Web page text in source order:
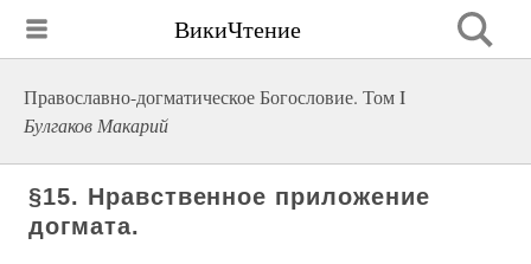
ВикиЧтение
Православно-догматическое Богословие. Том I
Булгаков Макарий
§15. Нравственное приложение
догмата.